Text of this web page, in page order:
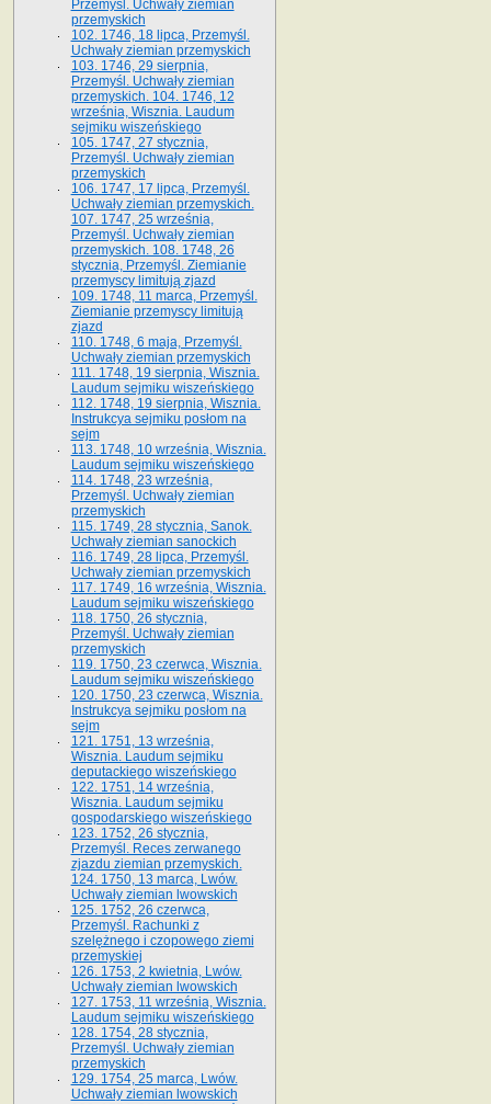
Przemyśl. Uchwały ziemian
przemyskich
102. 1746, 18 lipca, Przemyśl.
Uchwały ziemian przemyskich
103. 1746, 29 sierpnia,
Przemyśl. Uchwały ziemian
przemyskich. 104. 1746, 12
września, Wisznia. Laudum
sejmiku wiszeńskiego
105. 1747, 27 stycznia,
Przemyśl. Uchwały ziemian
przemyskich
106. 1747, 17 lipca, Przemyśl.
Uchwały ziemian przemyskich.
107. 1747, 25 września,
Przemyśl. Uchwały ziemian
przemyskich. 108. 1748, 26
stycznia, Przemyśl. Ziemianie
przemyscy limitują zjazd
109. 1748, 11 marca, Przemyśl.
Ziemianie przemyscy limitują
zjazd
110. 1748, 6 maja, Przemyśl.
Uchwały ziemian przemyskich
111. 1748, 19 sierpnia, Wisznia.
Laudum sejmiku wiszeńskiego
112. 1748, 19 sierpnia, Wisznia.
Instrukcya sejmiku posłom na
sejm
113. 1748, 10 września, Wisznia.
Laudum sejmiku wiszeńskiego
114. 1748, 23 września,
Przemyśl. Uchwały ziemian
przemyskich
115. 1749, 28 stycznia, Sanok.
Uchwały ziemian sanockich
116. 1749, 28 lipca, Przemyśl.
Uchwały ziemian przemyskich
117. 1749, 16 września, Wisznia.
Laudum sejmiku wiszeńskiego
118. 1750, 26 stycznia,
Przemyśl. Uchwały ziemian
przemyskich
119. 1750, 23 czerwca, Wisznia.
Laudum sejmiku wiszeńskiego
120. 1750, 23 czerwca, Wisznia.
Instrukcya sejmiku posłom na
sejm
121. 1751, 13 września,
Wisznia. Laudum sejmiku
deputackiego wiszeńskiego
122. 1751, 14 września,
Wisznia. Laudum sejmiku
gospodarskiego wiszeńskiego
123. 1752, 26 stycznia,
Przemyśl. Reces zerwanego
zjazdu ziemian przemyskich.
124. 1750, 13 marca, Lwów.
Uchwały ziemian lwowskich
125. 1752, 26 czerwca,
Przemyśl. Rachunki z
szelężnego i czopowego ziemi
przemyskiej
126. 1753, 2 kwietnia, Lwów.
Uchwały ziemian lwowskich
127. 1753, 11 września, Wisznia.
Laudum sejmiku wiszeńskiego
128. 1754, 28 stycznia,
Przemyśl. Uchwały ziemian
przemyskich
129. 1754, 25 marca, Lwów.
Uchwały ziemian lwowskich